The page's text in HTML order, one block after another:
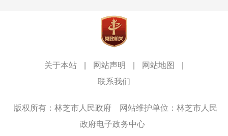
关于本站 网站声明 网站地图
联系我们
版权所有：林芝市人民政府
网站维护单位：林芝市人民
政府电子政务中心